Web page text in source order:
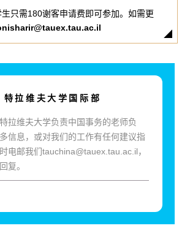
生只需180谢客申请费即可参加。如需更
特拉维夫大学国际部
拉维夫大学负责中国事务的老师负
信息，或对我们的工作有任何建议指
电邮我们tauchina@tauex.tau.ac.il，
复。